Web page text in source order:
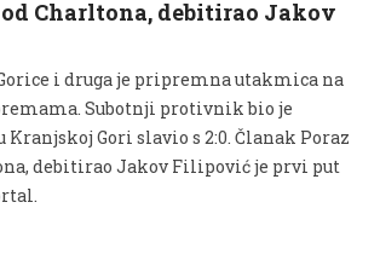
od Charltona, debitirao Jakov
i druga je pripremna utakmica na
Subotnji protivnik bio je
Gori slavio s 2:0. Članak Poraz
debitirao Jakov Filipović je prvi put